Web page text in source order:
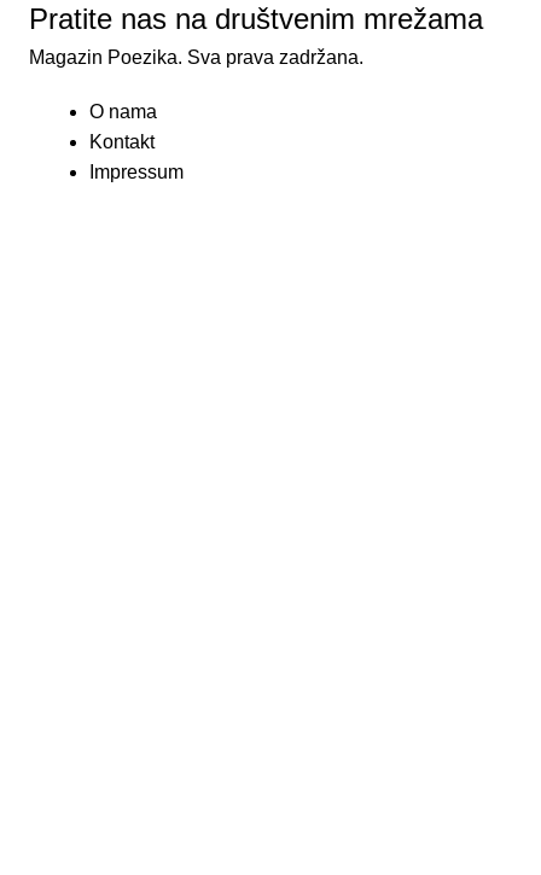
Pratite nas na društvenim mrežama
Magazin Poezika. Sva prava zadržana.
O nama
Kontakt
Impressum